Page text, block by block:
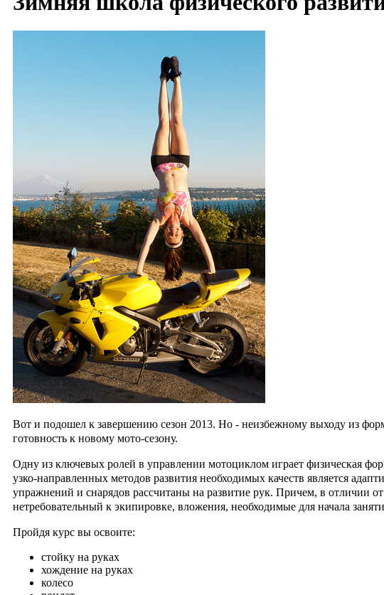
Вот и подошел к завершению сезон 2013. Но - неизбежному выходу из
готовность к новому мото-сезону.
Одну из ключевых ролей в управлении мотоциклом играет физическая
узко-направленных методов развития необходимых качеств является
упражнений и снарядов рассчитаны на развитие рук. Причем, в отличии
нетребовательный к экипировке, вложения, необходимые для начала
Пройдя курс вы освоите:
стойку на руках
хождение на руках
колесо